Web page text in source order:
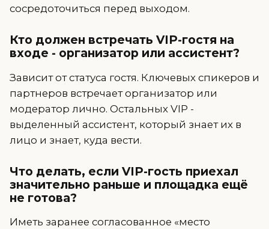
сосредоточиться перед выходом.
Кто должен встречать VIP-гостя на
входе - организатор или ассистент?
Зависит от статуса гостя. Ключевых спикеров и
партнеров встречает организатор или
модератор лично. Остальных VIP -
выделенный ассистент, который знает их в
лицо и знает, куда вести.
Что делать, если VIP-гость приехал
значительно раньше и площадка ещё
не готова?
Иметь заранее согласованное «место